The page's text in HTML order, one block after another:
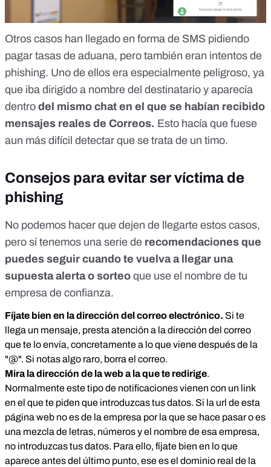
Otros casos han llegado en forma de SMS pidiendo
pagar tasas de aduana, pero también eran intentos de
phishing. Uno de ellos era especialmente peligroso, ya
que iba dirigido a nombre del destinatario y aparecía
dentro del mismo chat en el que se habían recibido
mensajes reales de Correos. Esto hacía que fuese
aun más difícil detectar que se trata de un timo.
Consejos para evitar ser víctima de
phishing
No podemos hacer que dejen de llegarte estos casos,
pero sí tenemos una serie de recomendaciones que
puedes seguir cuando te vuelva a llegar una
supuesta alerta o sorteo que use el nombre de tu
empresa de confianza.
Fíjate bien en la dirección del correo electrónico. Si te
llega un mensaje, presta atención a la dirección del correo
que te lo envía, concretamente a lo que viene después de la
"@". Si notas algo raro, borra el correo.
Mira la dirección de la web a la que te redirige.
Normalmente este tipo de notificaciones vienen con un link
en el que te piden que introduzcas tus datos. Si la url de esta
página web no es de la empresa por la que se hace pasar o es
una mezcla de letras, números y el nombre de esa empresa,
no introduzcas tus datos. Para ello, fíjate bien en lo que
aparece antes del último punto, ese es el dominio real de la